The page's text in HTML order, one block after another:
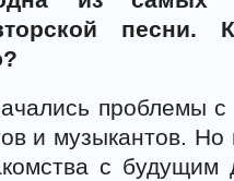
проблемы с
и музыкантов.
с